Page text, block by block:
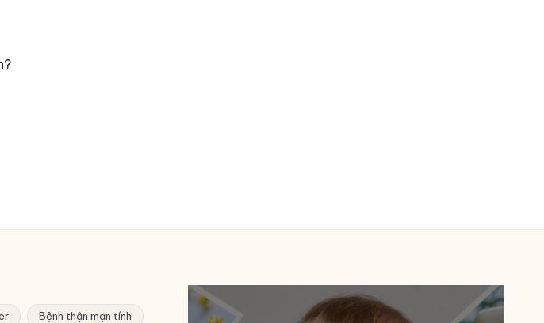
Bệnh thận mạn tính